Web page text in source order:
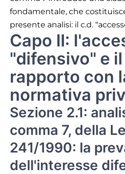
fondamentale, che
presente analisi: il c.d.
Capo II:
"difensivo" e
rapporto con
normativa
Sezione 2.1:
comma 7, della
241/1990: la
dell'interesse